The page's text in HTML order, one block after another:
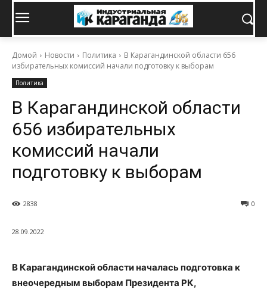
Домой Новости Политика
В Карагандинской области 656
избирательных комиссий начали подготовку к выборам
Политика
В Карагандинской области
656 избирательных
комиссий начали
подготовку к выборам
0
2838
28.09.2022
В Карагандинской области началась подготовка к
внеочередным выборам Президента РК,